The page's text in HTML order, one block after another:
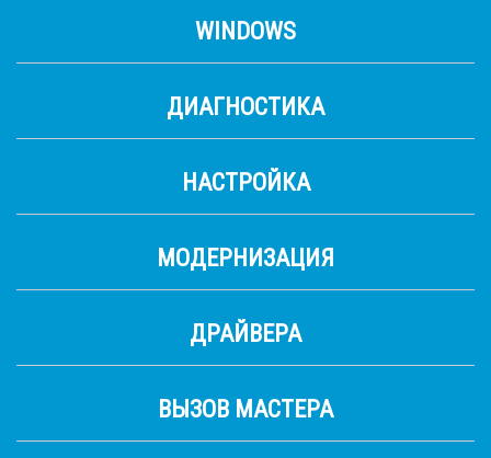
WINDOWS
ДИАГНОСТИКА
НАСТРОЙКА
МОДЕРНИЗАЦИЯ
ДРАЙВЕРА
ВЫЗОВ МАСТЕРА